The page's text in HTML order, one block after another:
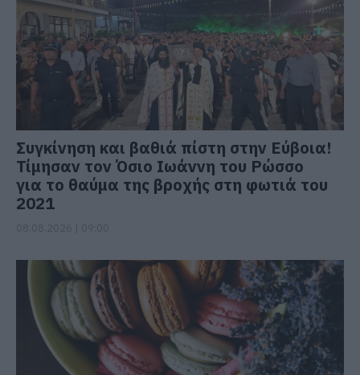
Συγκίνηση και βαθιά πίστη στην Εύβοια!
Τίμησαν τον Όσιο Ιωάννη του Ρώσσο
για το θαύμα της βροχής στη φωτιά του
2021